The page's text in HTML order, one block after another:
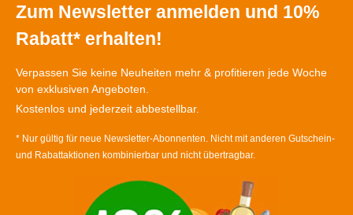
Zum Newsletter anmelden und 10%
Rabatt* erhalten!
Verpassen Sie keine Neuheiten mehr & profitieren jede Woche
von exklusiven Angeboten.
Kostenlos und jederzeit abbestellbar.
* Nur gültig für neue Newsletter-Abonnenten. Nicht mit anderen Gutschein-
und Rabattaktionen kombinierbar und nicht übertragbar.